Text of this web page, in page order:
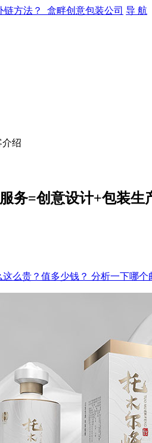
导 航
介绍
务=创意设计+包装生
么贵？值多少钱？ 分析一下哪个